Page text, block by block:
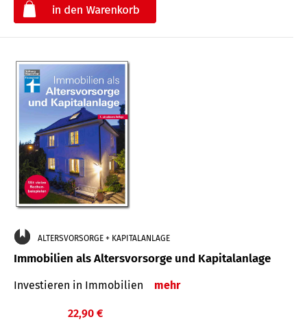
ALTERSVORSORGE + KAPITALANLAGE
Immobilien als Altersvorsorge und Kapitalanlage
Investieren in Immobilien mehr
22,90 €